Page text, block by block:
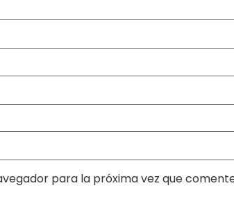
para la próxima vez que